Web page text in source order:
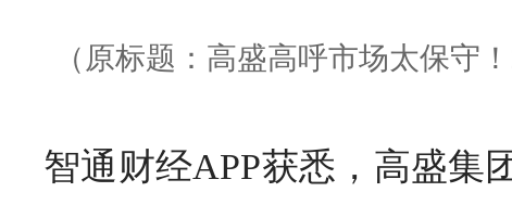
（原标题：高盛高呼市场太保守
智通财经APP获悉，高盛集